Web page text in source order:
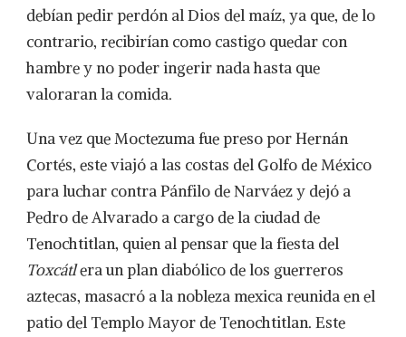
debían pedir perdón al Dios del maíz, ya que, de lo
contrario, recibirían como castigo quedar con
hambre y no poder ingerir nada hasta que
valoraran la comida.
Una vez que Moctezuma fue preso por Hernán
Cortés, este viajó a las costas del Golfo de México
para luchar contra Pánfilo de Narváez y dejó a
Pedro de Alvarado a cargo de la ciudad de
Tenochtitlan, quien al pensar que la fiesta del
Toxcátlera un plan diabólico de los guerreros
aztecas, masacró a la nobleza mexica reunida en el
patio del Templo Mayor de Tenochtitlan. Este